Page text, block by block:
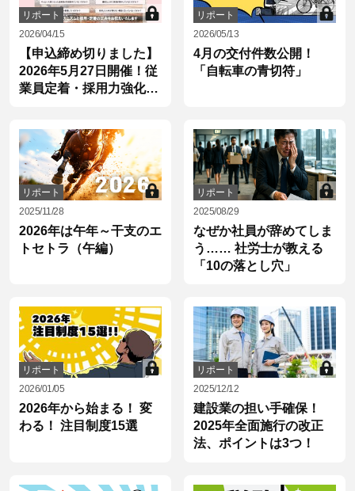
リポート
2026/04/15
【申込締め切りました】
2026年5月27日開催！従
業員定着・採用力強化セ
リポート
2026/05/13
4月の交付件数公開！
「自転車の青切符」
リポート
2025/11/28
2026年は午年～干支のエ
トセトラ（午編）
リポート
2025/08/29
なぜか社員が辞めてしま
う…… 社労士が教える
「10の落とし穴」
リポート
2026/01/05
2026年から始まる！ 変
わる！ 注目制度15選
リポート
2025/12/12
建設業の担い手確保！
2025年全面施行の改正
法、ポイントは3つ！